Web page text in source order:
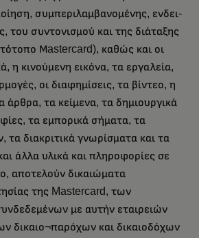
συμπεριλαμβανομένης, ενδει-
του συντονισμού και της διάταξης
Μastercard), καθώς και οι
η κινούμενη εικόνα, τα εργαλεία,
οι διαφημίσεις, τα βίντεο, η
άρθρα, τα κείμενα, τα δημιουργικά
τα εμπορικά σήματα, τα
διακριτικά γνωρίσματα και τα
άλλα υλικά και πληροφορίες σε
αποτελούν δικαιώματα
της Mastercard, των
με αυτήν εταιρειών
δικαιο¬παρόχων και δικαιοδόχων